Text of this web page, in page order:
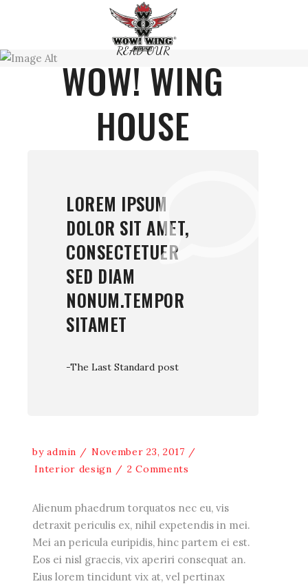
READ OUR
WOW! WING
HOUSE
LOREM IPSUM
DOLOR SIT AMET,
CONSECTETUER
SED DIAM
NONUM.TEMPOR
SITAMET
-The Last Standard post
byadmin
November 23, 2017
Interior design
2 Comments
Alienum phaedrum torquatos nec eu, vis
detraxit periculis ex, nihil expetendis in mei.
Mei an pericula euripidis, hinc partem ei est.
Eos ei nisl graecis, vix aperiri consequat an.
Eius lorem tincidunt vix at, vel pertinax